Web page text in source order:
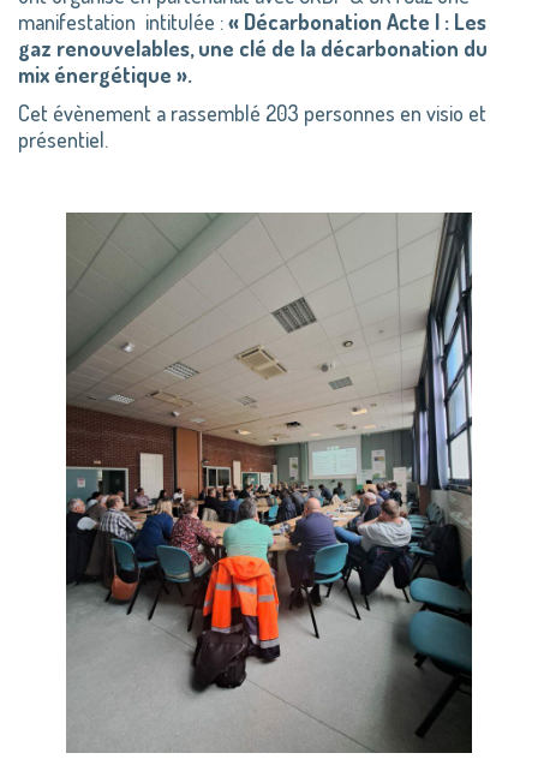
manifestation intitulée :« Décarbonation Acte I : Les
gaz renouvelables, une clé de la décarbonation du
mix énergétique ».
Cet évènement a rassemblé 203 personnes en visio et
présentiel.